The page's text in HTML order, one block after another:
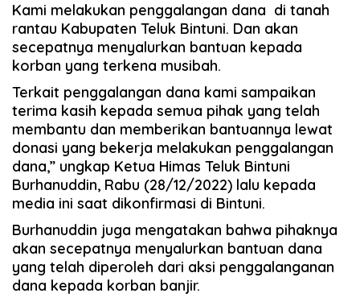
Kami melakukan penggalangan dana di tanah
rantau Kabupaten Teluk Bintuni. Dan akan
secepatnya menyalurkan bantuan kepada
korban yang terkena musibah.
Terkait penggalangan dana kami sampaikan
terima kasih kepada semua pihak yang telah
membantu dan memberikan bantuannya lewat
donasi yang bekerja melakukan penggalangan
dana,” ungkap Ketua Himas Teluk Bintuni
Burhanuddin, Rabu (28/12/2022) lalu kepada
media ini saat dikonfirmasi di Bintuni.
Burhanuddin juga mengatakan bahwa pihaknya
akan secepatnya menyalurkan bantuan dana
yang telah diperoleh dari aksi penggalanganan
dana kepada korban banjir.